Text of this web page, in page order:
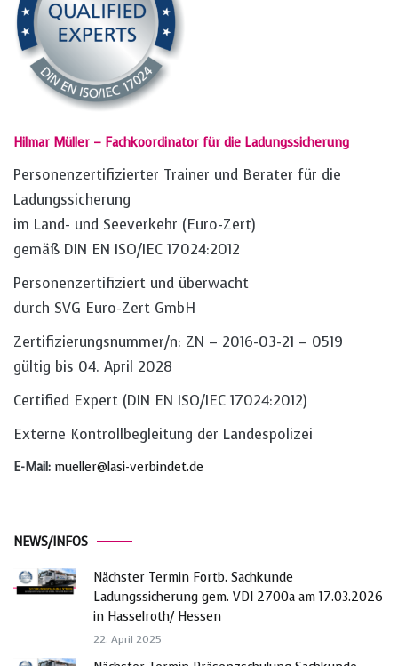
Hilmar Müller – Fachkoordinator für die Ladungssicherung
Personenzertifizierter Trainer und Berater für die
Ladungssicherung
im Land- und Seeverkehr (Euro-Zert)
gemäß DIN EN ISO/IEC 17024:2012
Personenzertifiziert und überwacht
durch SVG Euro-Zert GmbH
Zertifizierungsnummer/n: ZN – 2016-03-21 – 0519
gültig bis 04. April 2028
Certified Expert (DIN EN ISO/IEC 17024:2012)
Externe Kontrollbegleitung der Landespolizei
E-Mail: mueller@lasi-verbindet.de
NEWS/INFOS
Nächster Termin Fortb. Sachkunde
Ladungssicherung gem. VDI 2700a am 17.03.2026
in Hasselroth/ Hessen
22. April 2025